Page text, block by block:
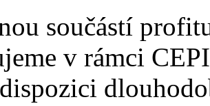
součástí
v rámci